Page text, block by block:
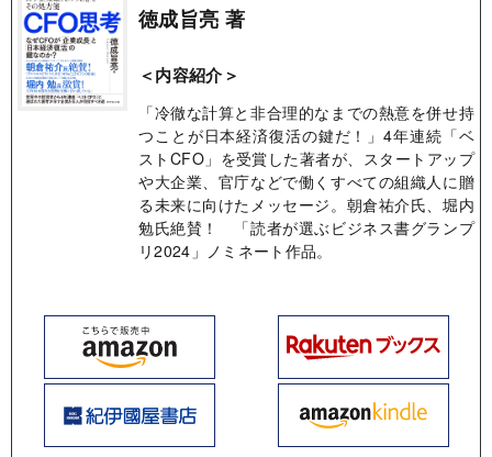
徳成旨亮 著
＜内容紹介＞
「冷徹な計算と非合理的なまでの熱意を併せ持
つことが日本経済復活の鍵だ！」4年連続「ベ
ストCFO」を受賞した著者が、スタートアップ
や大企業、官庁などで働くすべての組織人に贈
る未来に向けたメッセージ。朝倉祐介氏、堀内
勉氏絶賛！ 「読者が選ぶビジネス書グランプ
リ2024」ノミネート作品。